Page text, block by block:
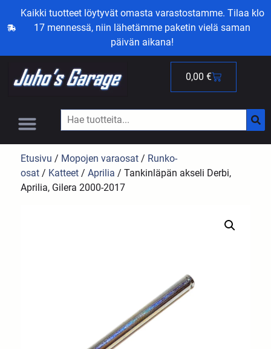
Kaikki tuotteet löytyvät omasta varastostamme. Tilaa klo
17 mennessä, niin lähetämme paketin vielä saman
päivän aikana!
0,00 €
Etusivu / Mopojen varaosat / Runko-
osat / Katteet /Aprilia / Tankinläpän akseli Derbi,
Aprilia, Gilera 2000-2017